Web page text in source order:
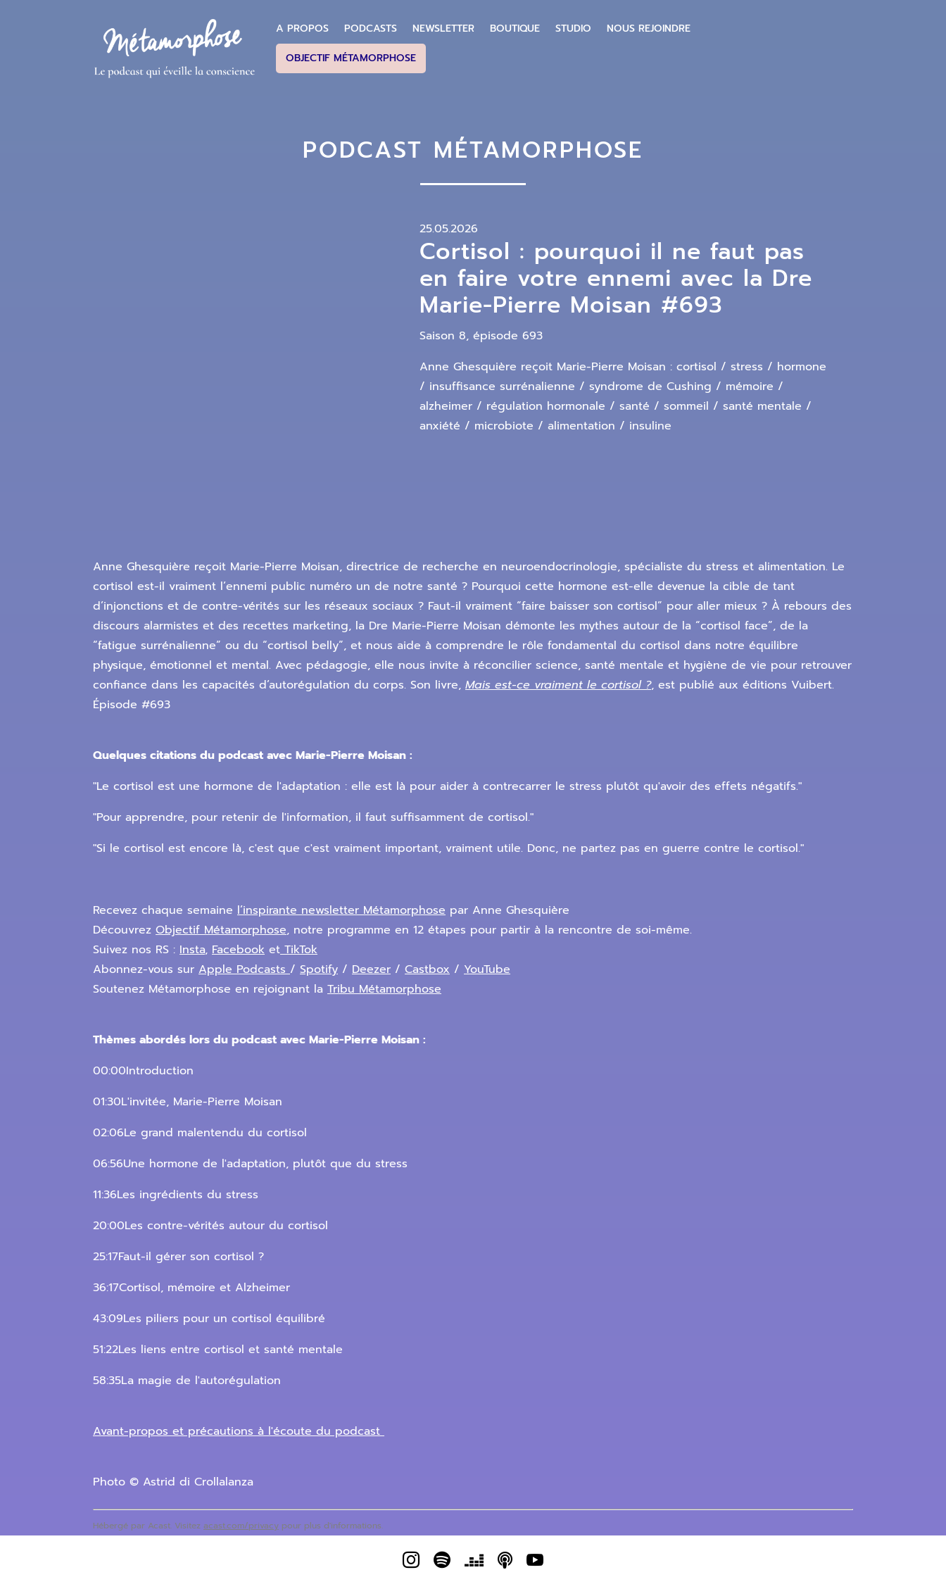
A PROPOS PODCASTS NEWSLETTER BOUTIQUE STUDIO NOUS REJOINDRE
OBJECTIF MÉTAMORPHOSE
PODCAST MÉTAMORPHOSE
25.05.2026
Cortisol : pourquoi il ne faut pas
en faire votre ennemi avec la Dre
Marie-Pierre Moisan #693
Saison 8, épisode 693
Anne Ghesquière reçoit Marie-Pierre Moisan : cortisol / stress / hormone
/ insuffisance surrénalienne / syndrome de Cushing / mémoire /
alzheimer / régulation hormonale / santé / sommeil / santé mentale /
anxiété / microbiote / alimentation / insuline
Anne Ghesquière reçoit Marie-Pierre Moisan, directrice de recherche en neuroendocrinologie, spécialiste du stress et alimentation. Le
cortisol est-il vraiment l’ennemi public numéro un de notre santé ? Pourquoi cette hormone est-elle devenue la cible de tant
d’injonctions et de contre-vérités sur les réseaux sociaux ? Faut-il vraiment “faire baisser son cortisol” pour aller mieux ? À rebours des
discours alarmistes et des recettes marketing, la Dre Marie-Pierre Moisan démonte les mythes autour de la “cortisol face”, de la
“fatigue surrénalienne” ou du “cortisol belly”, et nous aide à comprendre le rôle fondamental du cortisol dans notre équilibre
physique, émotionnel et mental. Avec pédagogie, elle nous invite à réconcilier science, santé mentale et hygiène de vie pour retrouver
confiance dans les capacités d’autorégulation du corps. Son livre, Mais est-ce vraiment le cortisol ?, est publié aux éditions Vuibert.
Épisode #693
Quelques citations du podcast avec Marie-Pierre Moisan :
"Le cortisol est une hormone de l'adaptation : elle est là pour aider à contrecarrer le stress plutôt qu'avoir des effets négatifs."
"Pour apprendre, pour retenir de l'information, il faut suffisamment de cortisol."
"Si le cortisol est encore là, c'est que c'est vraiment important, vraiment utile. Donc, ne partez pas en guerre contre le cortisol."
Recevez chaque semaine l’inspirante newsletter Métamorphose par Anne Ghesquière
Découvrez Objectif Métamorphose, notre programme en 12 étapes pour partir à la rencontre de soi-même.
Suivez nos RS : Insta, Facebook etTikTok
Abonnez-vous sur Apple Podcasts/ Spotify / Deezer / Castbox / YouTube
Soutenez Métamorphose en rejoignant la Tribu Métamorphose
Thèmes abordés lors du podcast avec Marie-Pierre Moisan :
00:00Introduction
01:30L'invitée, Marie-Pierre Moisan
02:06Le grand malentendu du cortisol
06:56Une hormone de l'adaptation, plutôt que du stress
11:36Les ingrédients du stress
20:00Les contre-vérités autour du cortisol
25:17Faut-il gérer son cortisol ?
36:17Cortisol, mémoire et Alzheimer
43:09Les piliers pour un cortisol équilibré
51:22Les liens entre cortisol et santé mentale
58:35La magie de l'autorégulation
Avant-propos et précautions à l'écoute du podcast
Photo © Astrid di Crollalanza
Hébergé par Acast. Visitez acast.com/privacy pour plus d'informations.
    